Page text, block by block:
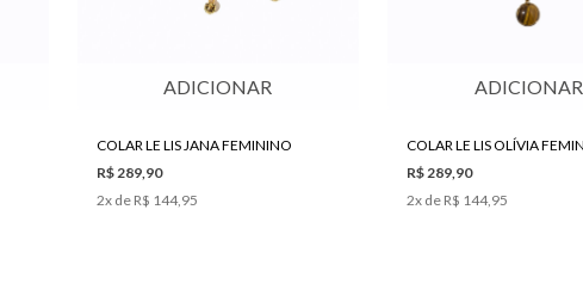
ADICIONAR
COLAR LE LIS JANA FEMININO
R$ 289,90
2x de R$ 144,95
ADICIONAR
COLAR LE LIS OLÍVIA
R$ 289,90
2x de R$ 144,95